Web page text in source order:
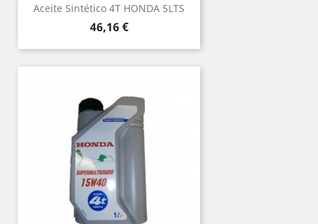
Aceite Sintético 4T HONDA 5LTS
Precio
46,16 €